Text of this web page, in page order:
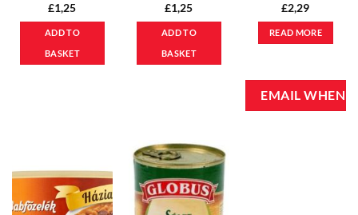
£1,25
ADD TO
BASKET
£1,25
ADD TO
BASKET
£2,29
READ MORE